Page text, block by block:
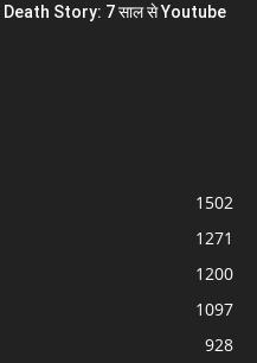
Death Story: 7 साल से Youtube
1502
1271
1200
1097
928